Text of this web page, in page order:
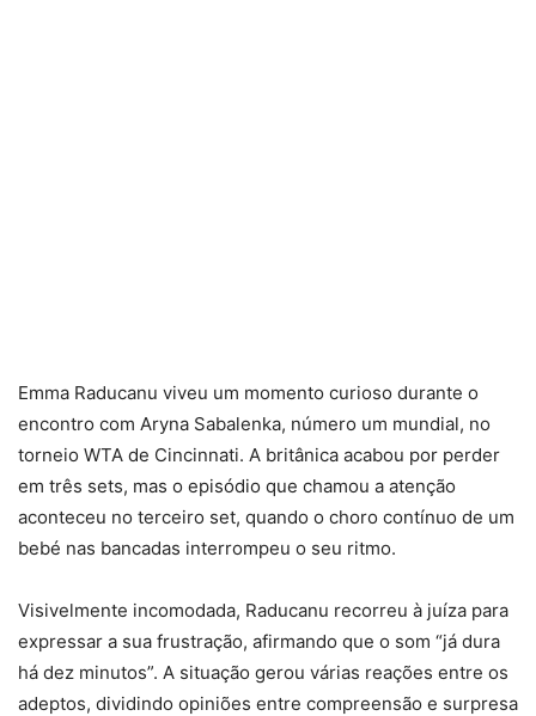
Emma Raducanu viveu um momento curioso durante o
encontro com Aryna Sabalenka, número um mundial, no
torneio WTA de Cincinnati. A britânica acabou por perder
em três sets, mas o episódio que chamou a atenção
aconteceu no terceiro set, quando o choro contínuo de um
bebé nas bancadas interrompeu o seu ritmo.
Visivelmente incomodada, Raducanu recorreu à juíza para
expressar a sua frustração, afirmando que o som “já dura
há dez minutos”. A situação gerou várias reações entre os
adeptos, dividindo opiniões entre compreensão e surpresa